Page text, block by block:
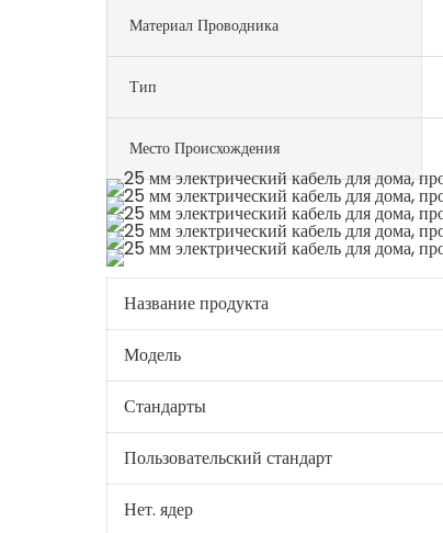
Материал Проводника
Тип
Место Происхождения
Название продукта
Модель
Стандарты
Пользовательский стандарт
Нет. ядер